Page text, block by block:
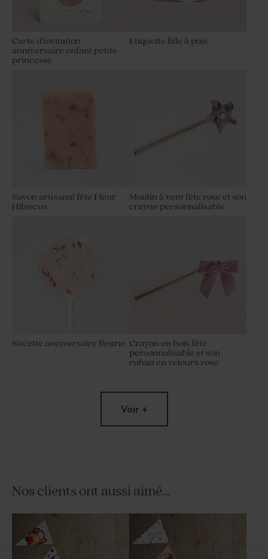
Carte d'invitation
anniversaire enfant petite
princesse
Etiquette fille à pois
Savon artisanal fête Fleur
Hibiscus
Moulin à vent fête rose et son
crayon personnalisable
Sucette anniversaire fleurie Crayon en bois fête
personnalisable et son
ruban en velours rose
Sucette anniversaire rose
orange
Savon artisanal rond fête -
fleurs hibiscus
Voir +
Nos clients ont aussi aimé...